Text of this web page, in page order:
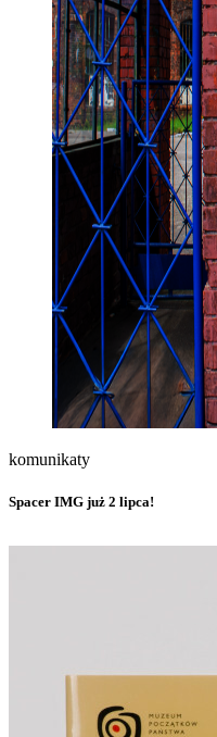
komunikaty
Spacer IMG już 2 lipca!